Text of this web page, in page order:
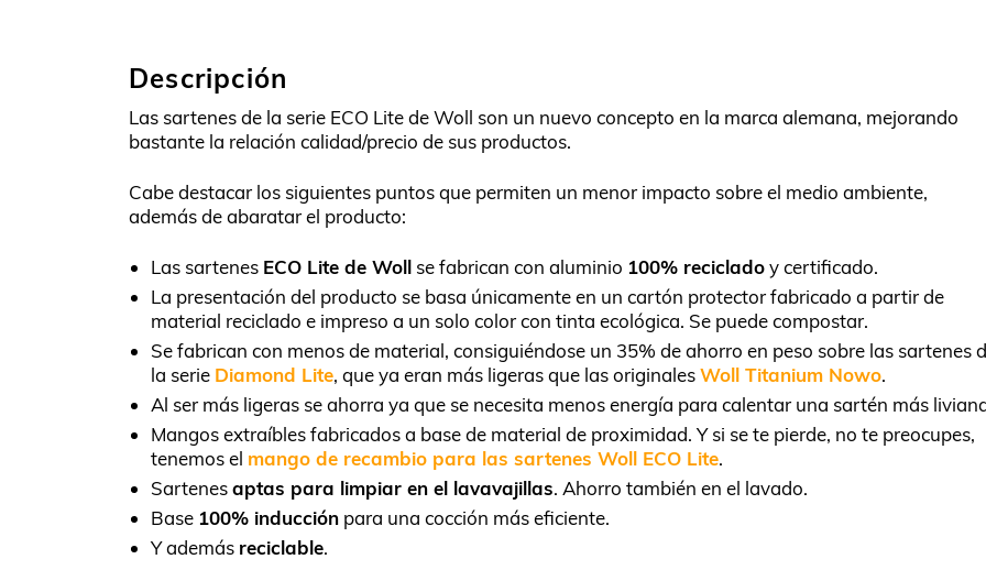
Descripción
Las sartenes de la serie ECO Lite de Woll son un nuevo concepto en la marca alemana, mejorando
bastante la relación calidad/precio de sus productos.
Cabe destacar los siguientes puntos que permiten un menor impacto sobre el medio ambiente,
además de abaratar el producto:
Las sartenes ECO Lite de Woll se fabrican con aluminio 100% recicladoy certificado.
La presentación del producto se basa únicamente en un cartón protector fabricado a partir de
material reciclado e impreso a un solo color con tinta ecológica. Se puede compostar.
Se fabrican con menos de material, consiguiéndose un 35% de ahorro en peso sobre las sartenes
la serie Diamond Lite, que ya eran más ligeras que las originalesWoll Titanium Nowo.
Al ser más ligeras se ahorra ya que se necesita menos energía para calentar una sartén más
Mangos extraíbles fabricados a base de material de proximidad. Y si se te pierde, no te preocupes,
tenemos el mango de recambio para las sartenes Woll ECO Lite.
Sartenesaptas para limpiar en el lavavajillas. Ahorro también en el lavado.
Base 100% inducción para una cocción más eficiente.
Y además reciclable.